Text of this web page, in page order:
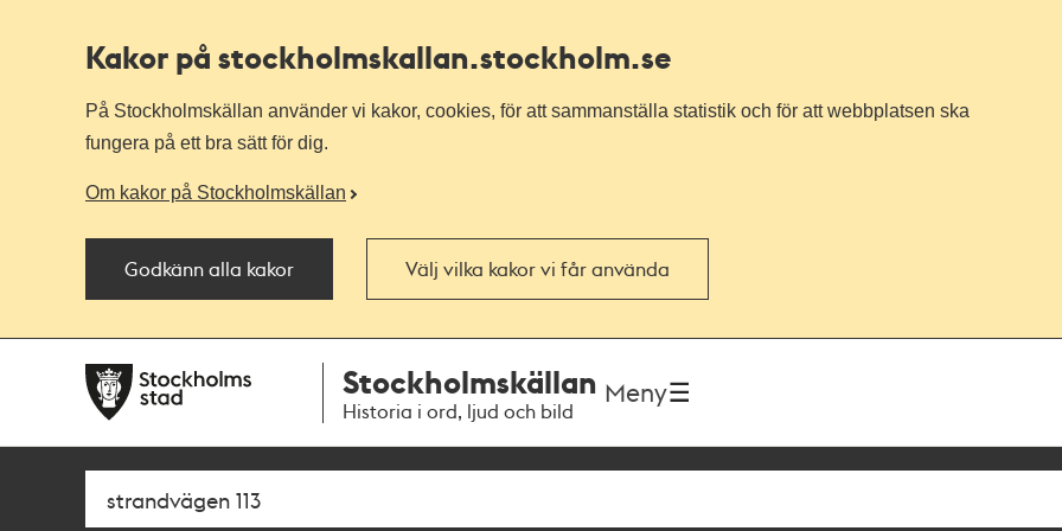
Kakor på stockholmskallan.stockholm.se
På Stockholmskällan använder vi kakor, cookies, för att sammanställa statistik och för att webbplatsen ska
fungera på ett bra sätt för dig.
Om kakor på Stockholmskällan
Godkänn alla kakor Välj vilka kakor vi får använda
navigationen
huvudinnehållet
Stockholmskällan
Historia i ord, ljud och bild
Meny
Sök